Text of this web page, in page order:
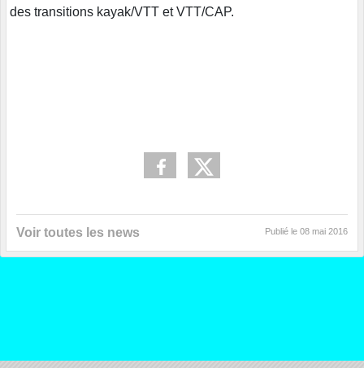
des transitions kayak/VTT et VTT/CAP.
Voir toutes les news Publié le 08 mai 2016